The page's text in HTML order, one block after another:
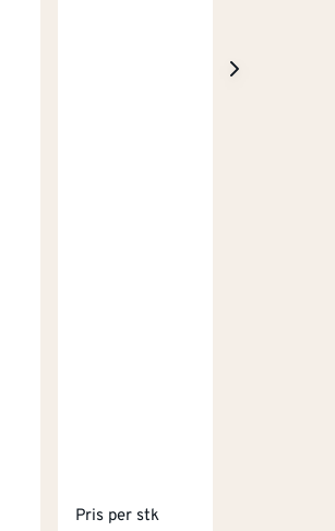
Pris per stk